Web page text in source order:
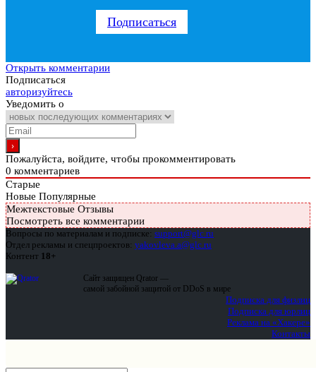
Подписаться
Открыть комментарии
Подписаться
авторизуйтесь
Уведомить о
Пожалуйста, войдите, чтобы прокомментировать
0 комментариев
Старые
Новые Популярные
Межтекстовые Отзывы
Посмотреть все комментарии
Вопросы по материалам и подписке: support@glc.ru
Отдел рекламы и спецпроектов: yakovleva.a@glc.ru
Контент 18+
Сайт защищен Qrator —
самой забойной защитой от DDoS в мире
Подписка для физлиц
Подписка для юрлиц
Реклама на «Хакере»
Контакты